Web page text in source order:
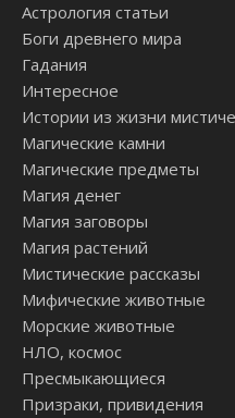
Астрология статьи
Боги древнего мира
Гадания
Интересное
Истории из жизни
Магические камни
Магические предметы
Магия денег
Магия заговоры
Магия растений
Мистические рассказы
Мифические животные
Морские животные
НЛО, космос
Пресмыкающиеся
Призраки, привидения